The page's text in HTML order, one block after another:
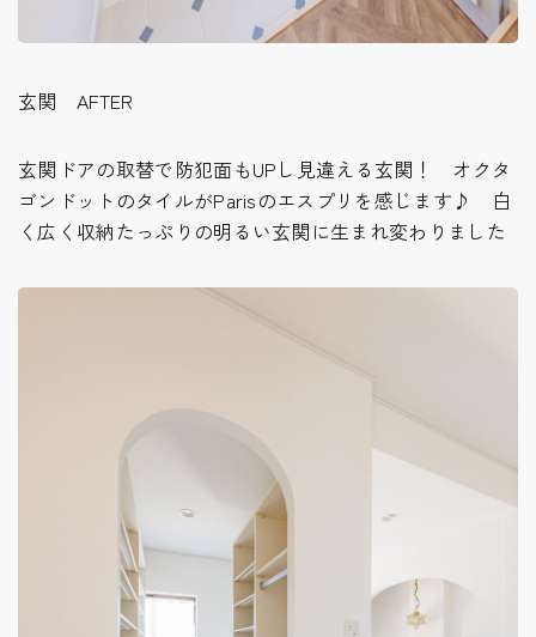
玄関 AFTER
玄関ドアの取替で防犯面もUPし見違える玄関！ オクタ
ゴンドットのタイルがParisのエスプリを感じます♪ 白
く広く収納たっぷりの明るい玄関に生まれ変わりました